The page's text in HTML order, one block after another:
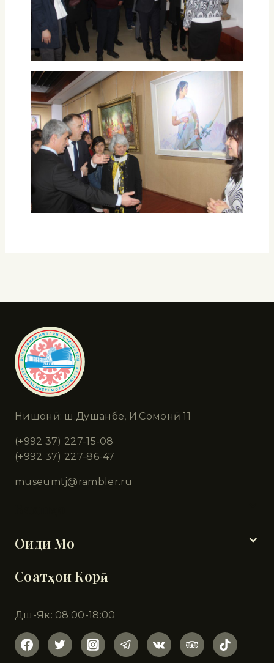
Нишонӣ: ш.Душанбе, И.Сомонӣ 11
(+992 37) 227-15-08
(+992 37) 227-86-47
museumtj@rambler.ru
Оиди Мо
Соатҳои Корӣ
Дш-Як: 08:00-18:00